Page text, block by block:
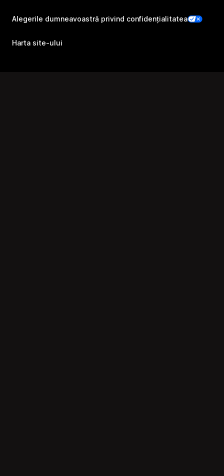
Alegerile dumneavoastră privind confidențialitatea
Harta site-ului